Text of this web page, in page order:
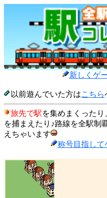
新しくゲ
以前遊んでいた方はこちら
旅先で駅を集めまくった
を捕まえたり♪路線を全駅制
えちゃいます
称号目指して